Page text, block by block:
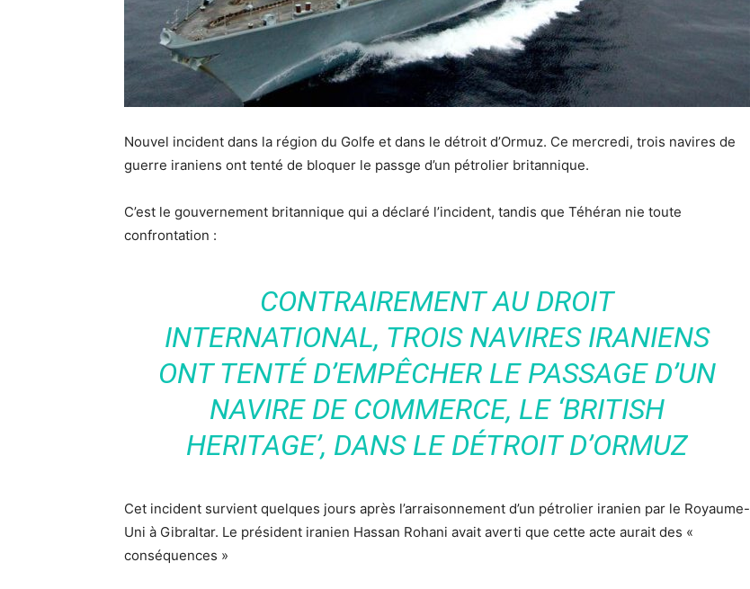
Nouvel incident dans la région du Golfe et dans le détroit d’Ormuz. Ce mercredi, trois navires de
guerre iraniens ont tenté de bloquer le passge d’un pétrolier britannique.
C’est le gouvernement britannique qui a déclaré l’incident, tandis que Téhéran nie toute
confrontation :
CONTRAIREMENT AU DROIT
INTERNATIONAL, TROIS NAVIRES IRANIENS
ONT TENTÉ D’EMPÊCHER LE PASSAGE D’UN
NAVIRE DE COMMERCE, LE ‘BRITISH
HERITAGE’, DANS LE DÉTROIT D’ORMUZ
Cet incident survient quelques jours après l’arraisonnement d’un pétrolier iranien par le Royaume-
Uni à Gibraltar. Le président iranien Hassan Rohani avait averti que cette acte aurait des «
conséquences »